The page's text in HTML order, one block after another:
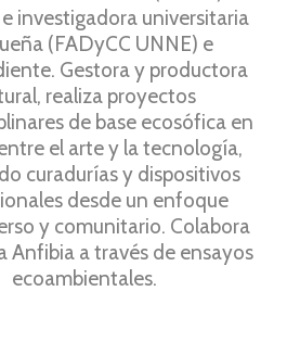
investigadora universitaria
(FADyCC UNNE) e
Gestora y productora
realiza proyectos
de base ecosófica en
el arte y la tecnología,
curadurías y dispositivos
desde un enfoque
y comunitario. Colabora
Anfibia a través de ensayos
ecoambientales.